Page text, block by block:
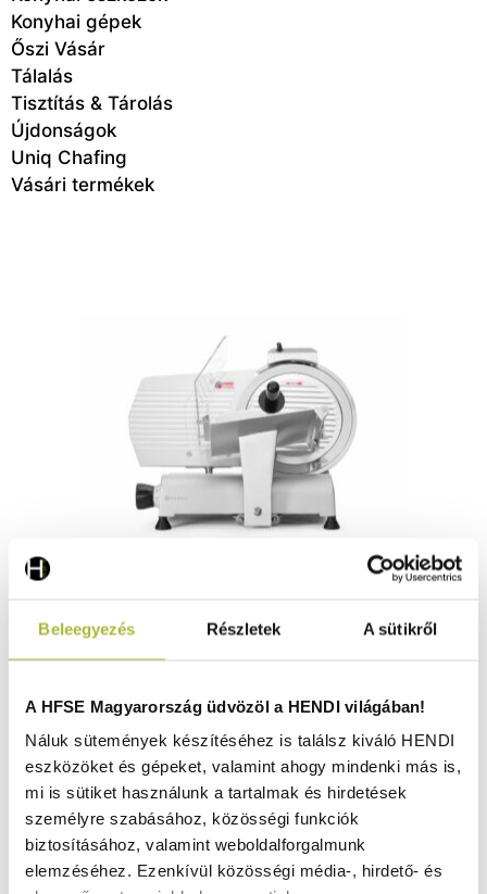
Beleegyezés Részletek A sütikről
A HFSE Magyarország üdvözöl a HENDI világában!
Náluk sütemények készítéséhez is találsz kiváló HENDI
eszközöket és gépeket, valamint ahogy mindenki más is,
mi is sütiket használunk a tartalmak és hirdetések
személyre szabásához, közösségi funkciók
biztosításához, valamint weboldalforgalmunk
elemzéséhez. Ezenkívül közösségi média-, hirdető- és
Konyhai gépek
Őszi Vásár
Tálalás
Tisztítás & Tárolás
Újdonságok
Uniq Chafing
Vásári termékek
615x494x(H)477mm - HENDI 210246
281.270Ft
(221.472Ft+ ÁFA)
KOSÁRBA